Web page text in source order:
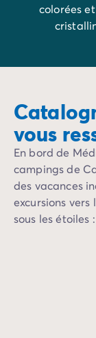
colorées
vous
En bord de
campings de
des vacances
excursions vers
sous les étoiles